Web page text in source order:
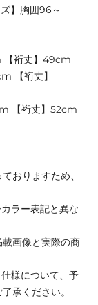
】胸囲96～
【裄丈】49cm
【裄丈】
【裄丈】52cm
おりますため、
ラー表記と異な
画像と実際の商
様について、予
承ください。